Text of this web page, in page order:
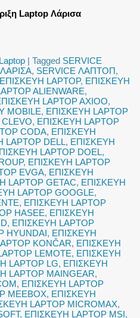
Laptop Λάρισα
|Tagged SERVICE
, SERVICE ΛΑΠΤΟΠ,
ΕΠΙΣΚΕΥΗ LAPTOP, ΕΠΙΣΚΕΥΗ
ALIENWARE,
LAPTOP AXIOO,
MOBILE, ΕΠΙΣΚΕΥΗ LAPTOP
, ΕΠΙΣΚΕΥΗ LAPTOP
CODA, ΕΠΙΣΚΕΥΗ
LAPTOP DELL, ΕΠΙΣΚΕΥΗ
LAPTOP DOEL,
, ΕΠΙΣΚΕΥΗ LAPTOP
EVGA, ΕΠΙΣΚΕΥΗ
LAPTOP GETAC, ΕΠΙΣΚΕΥΗ
LAPTOP GOOGLE,
, ΕΠΙΣΚΕΥΗ LAPTOP
HASEE, ΕΠΙΣΚΕΥΗ
, ΕΠΙΣΚΕΥΗ LAPTOP
HYUNDAI, ΕΠΙΣΚΕΥΗ
KONČAR, ΕΠΙΣΚΕΥΗ
LEMOTE, ΕΠΙΣΚΕΥΗ
LAPTOP LG, ΕΠΙΣΚΕΥΗ
LAPTOP MAINGEAR,
, ΕΠΙΣΚΕΥΗ LAPTOP
MEEBOX, ΕΠΙΣΚΕΥΗ
LAPTOP MICROMAX,
, ΕΠΙΣΚΕΥΗ LAPTOP MSI,